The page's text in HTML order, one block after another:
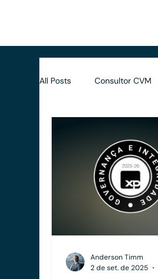
All Posts Consultor CVM
Anderson Timm
2 de set. de 2025